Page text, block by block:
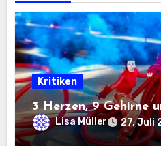
Kritiken
3 Herzen, 9 Gehirne
Lisa Müller 27. Juli